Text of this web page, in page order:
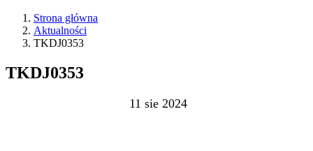
Strona główna
Aktualności
TKDJ0353
TKDJ0353
11 sie 2024